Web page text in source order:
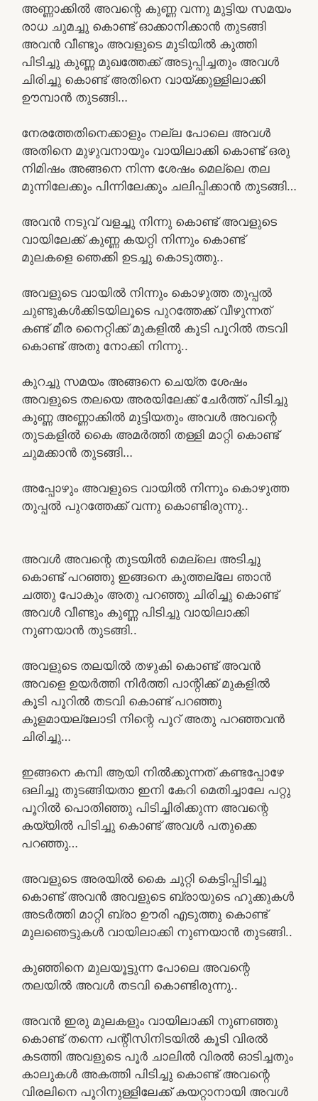
അണ്ണാക്കിൽ അവന്റെ കുണ്ണ വന്നു മുട്ടിയ സമയം
രാധ ചുമച്ചു കൊണ്ട് ഓക്കാനിക്കാൻ തുടങ്ങി
അവൻ വീണ്ടും അവളുടെ മുടിയിൽ കുത്തി
പിടിച്ചു കുണ്ണ മുഖത്തേക്ക് അടുപ്പിച്ചതും അവൾ
ചിരിച്ചു കൊണ്ട് അതിനെ വായ്ക്കുള്ളിലാക്കി
ഊമ്പാൻ തുടങ്ങി…
നേരത്തേതിനെക്കാളും നല്ല പോലെ അവൾ
അതിനെ മുഴുവനായും വായിലാക്കി കൊണ്ട് ഒരു
നിമിഷം അങ്ങനെ നിന്ന ശേഷം മെല്ലെ തല
മുന്നിലേക്കും പിന്നിലേക്കും ചലിപ്പിക്കാൻ തുടങ്ങി…
അവൻ നടുവ് വളച്ചു നിന്നു കൊണ്ട് അവളുടെ
വായിലേക്ക് കുണ്ണ കയറ്റി നിന്നും കൊണ്ട്
മുലകളെ ഞെക്കി ഉടച്ചു കൊടുത്തു..
അവളുടെ വായിൽ നിന്നും കൊഴുത്ത തുപ്പൽ
ചുണ്ടുകൾക്കിടയിലൂടെ പുറത്തേക്ക് വീഴുന്നത്
കണ്ട് മീര നൈറ്റിക്ക് മുകളിൽ കൂടി പൂറിൽ തടവി
കൊണ്ട് അതു നോക്കി നിന്നു..
കുറച്ചു സമയം അങ്ങനെ ചെയ്ത ശേഷം
അവളുടെ തലയെ അരയിലേക്ക് ചേർത്ത് പിടിച്ചു
കുണ്ണ അണ്ണാക്കിൽ മുട്ടിയതും അവൾ അവന്റെ
തുടകളിൽ കൈ അമർത്തി തള്ളി മാറ്റി കൊണ്ട്
ചുമക്കാൻ തുടങ്ങി…
അപ്പോഴും അവളുടെ വായിൽ നിന്നും കൊഴുത്ത
തുപ്പൽ പുറത്തേക്ക് വന്നു കൊണ്ടിരുന്നു..
അവൾ അവന്റെ തുടയിൽ മെല്ലെ അടിച്ചു
കൊണ്ട് പറഞ്ഞു ഇങ്ങനെ കുത്തല്ലേ ഞാൻ
ചത്തു പോകും അതു പറഞ്ഞു ചിരിച്ചു കൊണ്ട്
അവൾ വീണ്ടും കുണ്ണ പിടിച്ചു വായിലാക്കി
നുണയാൻ തുടങ്ങി..
അവളുടെ തലയിൽ തഴുകി കൊണ്ട് അവൻ
അവളെ ഉയർത്തി നിർത്തി പാന്റിക്ക് മുകളിൽ
കൂടി പൂറിൽ തടവി കൊണ്ട് പറഞ്ഞു
കുളമായല്ലോടി നിന്റെ പൂറ് അതു പറഞ്ഞവൻ
ചിരിച്ചു…
ഇങ്ങനെ കമ്പി ആയി നിൽക്കുന്നത് കണ്ടപ്പോഴേ
ഒലിച്ചു തുടങ്ങിയതാ ഇനി കേറി മെതിച്ചാലേ പറ്റു
പൂറിൽ പൊതിഞ്ഞു പിടിച്ചിരിക്കുന്ന അവന്റെ
കയ്യിൽ പിടിച്ചു കൊണ്ട് അവൾ പതുക്കെ
പറഞ്ഞു…
അവളുടെ അരയിൽ കൈ ചുറ്റി കെട്ടിപ്പിടിച്ചു
കൊണ്ട് അവൻ അവളുടെ ബ്രായുടെ ഹുക്കുകൾ
അടർത്തി മാറ്റി ബ്രാ ഊരി എടുത്തു കൊണ്ട്
മുലഞെട്ടുകൾ വായിലാക്കി നുണയാൻ തുടങ്ങി..
കുഞ്ഞിനെ മുലയൂട്ടുന്ന പോലെ അവന്റെ
തലയിൽ അവൾ തടവി കൊണ്ടിരുന്നു..
അവൻ ഇരു മുലകളും വായിലാക്കി നുണഞ്ഞു
കൊണ്ട് തന്നെ പന്റീസിനിടയിൽ കൂടി വിരൽ
കടത്തി അവളുടെ പൂർ ചാലിൽ വിരൽ ഓടിച്ചതും
കാലുകൾ അകത്തി പിടിച്ചു കൊണ്ട് അവന്റെ
വിരലിനെ പൂറിനുള്ളിലേക്ക് കയറ്റാനായി അവൾ